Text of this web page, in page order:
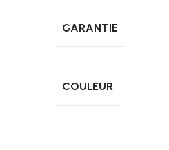
GARANTIE
COULEUR